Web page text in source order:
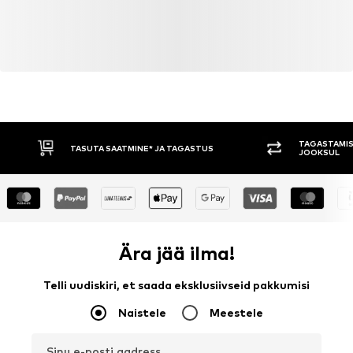
TASUTA SAATMINE* JA TAGASTUS
JOOKSUL
Ära jää ilma!
Telli uudiskiri, et saada eksklusiivseid pakkumisi
Naistele Meestele